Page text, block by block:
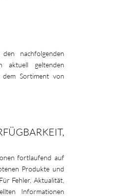
nachfolgenden
aktuell geltenden
dem Sortiment von
fortlaufend auf
Produkte und
Fehler, Aktualität,
Informationen